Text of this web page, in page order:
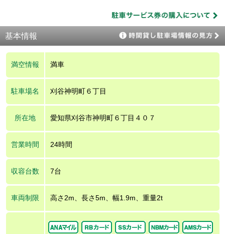
基本情報
満空情報 満車
駐車場名 刈谷神明町６丁目
所在地 愛知県刈谷市神明町６丁目４０７
営業時間 24時間
収容台数 7台
車両制限 高さ2m、長さ5m、幅1.9m、重量2t